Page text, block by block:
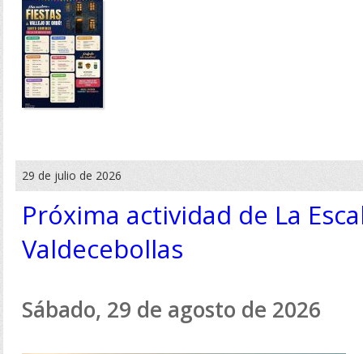
29 de julio de 2026
Próxima actividad de La
Valdecebollas
Sábado, 29 de agosto de 2026